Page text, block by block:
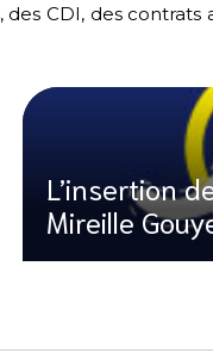
CDI, des
L’insertion
Mireille